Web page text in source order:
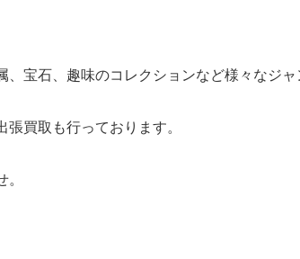
宝石、趣味のコレクションなど様々なジャ
買取も行っております。